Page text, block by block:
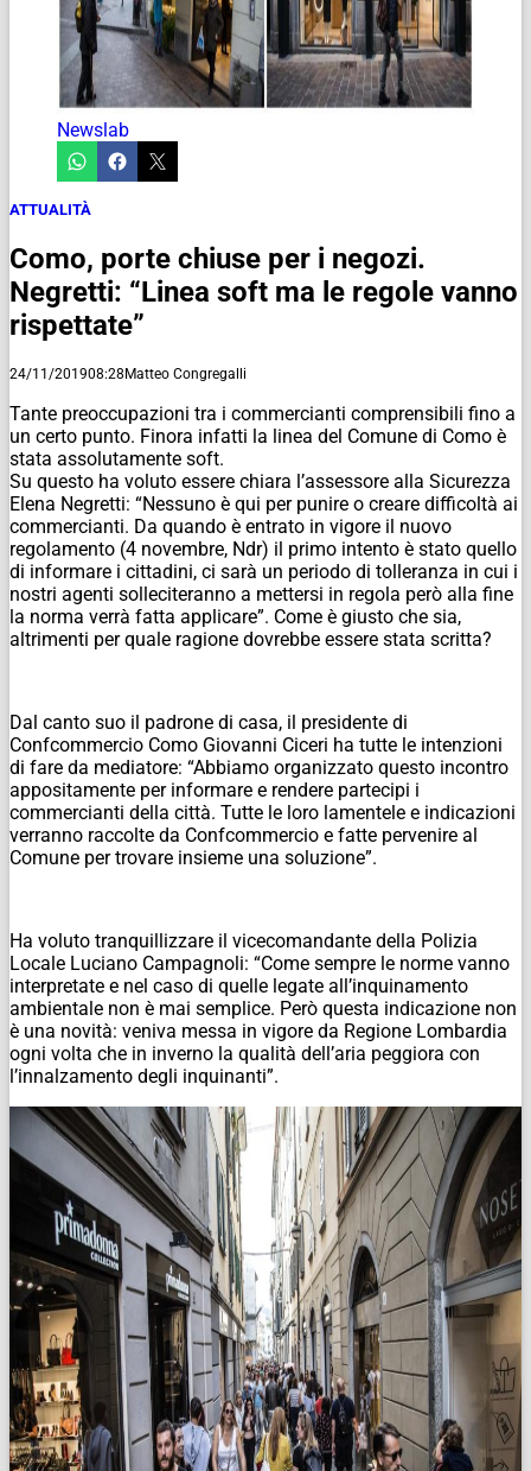
Newslab
ATTUALITÀ
Como, porte chiuse per i negozi.
Negretti: “Linea soft ma le regole vanno
rispettate”
24/11/201908:28Matteo Congregalli
Tante preoccupazioni tra i commercianti comprensibili fino a
un certo punto. Finora infatti la linea del Comune di Como è
stata assolutamente soft.
Su questo ha voluto essere chiara l’assessore alla Sicurezza
Elena Negretti: “Nessuno è qui per punire o creare difficoltà ai
commercianti. Da quando è entrato in vigore il nuovo
regolamento (4 novembre, Ndr) il primo intento è stato quello
di informare i cittadini, ci sarà un periodo di tolleranza in cui i
nostri agenti solleciteranno a mettersi in regola però alla fine
la norma verrà fatta applicare”. Come è giusto che sia,
altrimenti per quale ragione dovrebbe essere stata scritta?
Dal canto suo il padrone di casa, il presidente di
Confcommercio Como Giovanni Ciceri ha tutte le intenzioni
di fare da mediatore: “Abbiamo organizzato questo incontro
appositamente per informare e rendere partecipi i
commercianti della città. Tutte le loro lamentele e indicazioni
verranno raccolte da Confcommercio e fatte pervenire al
Comune per trovare insieme una soluzione”.
Ha voluto tranquillizzare il vicecomandante della Polizia
Locale Luciano Campagnoli: “Come sempre le norme vanno
interpretate e nel caso di quelle legate all’inquinamento
ambientale non è mai semplice. Però questa indicazione non
è una novità: veniva messa in vigore da Regione Lombardia
ogni volta che in inverno la qualità dell’aria peggiora con
l’innalzamento degli inquinanti”.